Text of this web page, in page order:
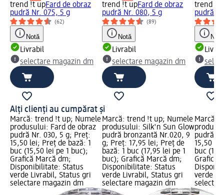
trend !t upFard de obraz
pudră Nr. 075, 5 g
(62)
Notă
Livrabil
selectare magazin dm
trend !t upFard de obraz
pudră Nr. 080, 5 g
(89)
Notă
Livrabil
selectare magazin dm
trend !t
pudră
Notă
Alți clienți au cumpărat și
Marcă: trend !t up; Numele
produsului: Fard de obraz
pudră Nr. 030, 5 g; Preț:
15,50 lei; Preț de bază: 1
buc (15,50 lei pe 1 buc);
Grafică Marcă dm;
Disponibilitate: Status
verde Livrabil, Status gri
selectare magazin dm
Marcă: trend !t up; Numele
produsului: Silk'n Sun Glow
pudră bronzantă Nr.020, 9
g; Preț: 17,95 lei; Preț de
bază: 1 buc (17,95 lei pe 1
buc); Grafică Marcă dm;
Disponibilitate: Status
verde Livrabil, Status gri
selectare magazin dm
Marcă:
pudră
15,50
buc
Grafică
verde